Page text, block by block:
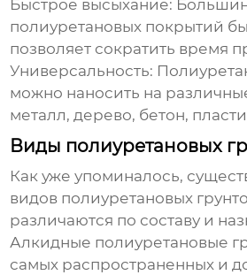
Быстрое высыхание:
полиуретановых покрытий
позволяет сократить время
Универсальность:
можно наносить на
металл, дерево, бетон,
Виды полиуретановых
Как уже упоминалось,
видов полиуретановых
различаются по составу и
Алкидные полиуретановые
самых распространенных и